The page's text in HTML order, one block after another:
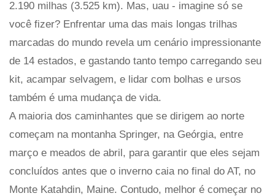
2.190 milhas (3.525 km). Mas, uau - imagine só se
você fizer? Enfrentar uma das mais longas trilhas
marcadas do mundo revela um cenário impressionante
de 14 estados, e gastando tanto tempo carregando seu
kit, acampar selvagem, e lidar com bolhas e ursos
também é uma mudança de vida.
A maioria dos caminhantes que se dirigem ao norte
começam na montanha Springer, na Geórgia, entre
março e meados de abril, para garantir que eles sejam
concluídos antes que o inverno caia no final do AT, no
Monte Katahdin, Maine. Contudo, melhor é começar no